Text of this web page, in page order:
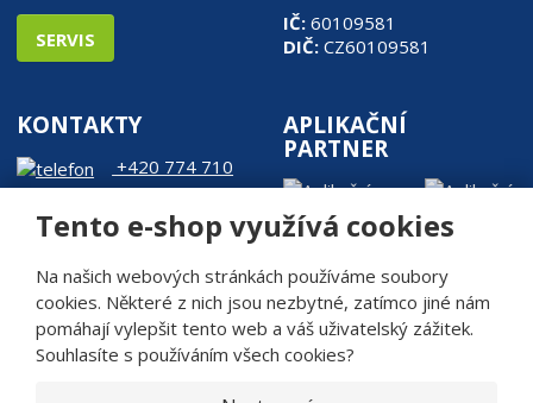
Tento e-shop využívá cookies
Na našich webových stránkách používáme soubory
cookies. Některé z nich jsou nezbytné, zatímco jiné nám
pomáhají vylepšit tento web a váš uživatelský zážitek.
Souhlasíte s používáním všech cookies?
SERVIS
IČ: 60109581
DIČ: CZ60109581
KONTAKTY
+420 774 710
905
web@rde.cz
APLIKAČNÍ
PARTNER